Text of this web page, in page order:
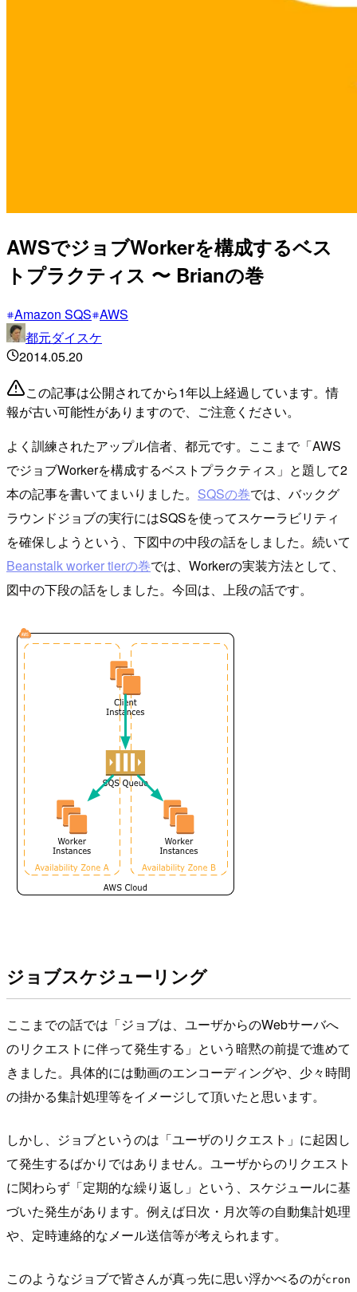
AWSでジョブWorkerを構成するベス
トプラクティス 〜 Brianの巻
Amazon SQS AWS
都元ダイスケ
2014.05.20
この記事は公開されてから1年以上経過しています。情
報が古い可能性がありますので、ご注意ください。
よく訓練されたアップル信者、都元です。ここまで「AWS
でジョブWorkerを構成するベストプラクティス」と題して2
本の記事を書いてまいりました。 SQSの巻では、バックグ
ラウンドジョブの実行にはSQSを使ってスケーラビリティ
を確保しようという、下図中の中段の話をしました。続いて
Beanstalk worker tierの巻では、Workerの実装方法として、
図中の下段の話をしました。今回は、上段の話です。
ジョブスケジューリング
ここまでの話では「ジョブは、ユーザからのWebサーバへ
のリクエストに伴って発生する」という暗黙の前提で進めて
きました。具体的には動画のエンコーディングや、少々時間
の掛かる集計処理等をイメージして頂いたと思います。
しかし、ジョブというのは「ユーザのリクエスト」に起因し
て発生するばかりではありません。ユーザからのリクエスト
に関わらず「定期的な繰り返し」という、スケジュールに基
づいた発生があります。例えば日次・月次等の自動集計処理
や、定時連絡的なメール送信等が考えられます。
このようなジョブで皆さんが真っ先に思い浮かべるのがcron